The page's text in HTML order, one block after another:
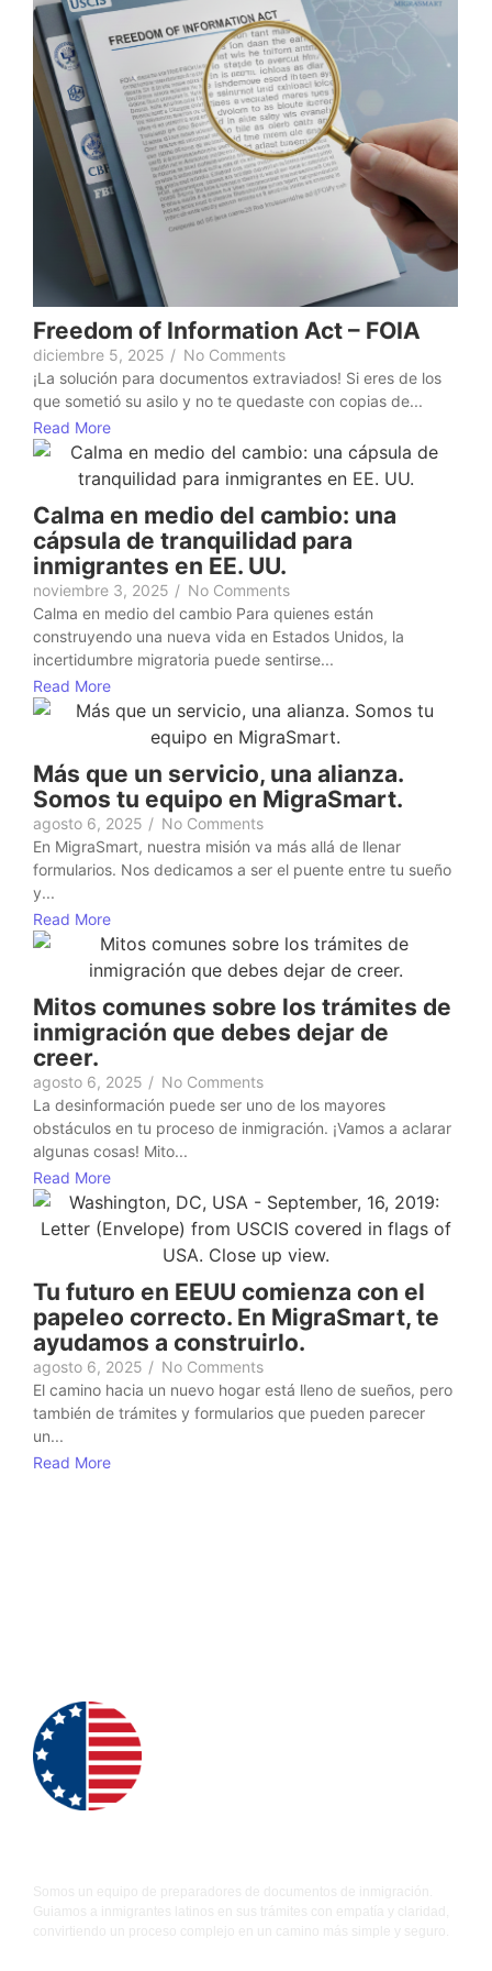
Freedom of Information Act – FOIA
diciembre 5, 2025 / No Comments
¡La solución para documentos extraviados! Si eres de los
que sometió su asilo y no te quedaste con copias de...
Read More
Calma en medio del cambio: una
cápsula de tranquilidad para
inmigrantes en EE. UU.
noviembre 3, 2025 / No Comments
Calma en medio del cambio Para quienes están
construyendo una nueva vida en Estados Unidos, la
incertidumbre migratoria puede sentirse...
Read More
Más que un servicio, una alianza.
Somos tu equipo en MigraSmart.
agosto 6, 2025 / No Comments
En MigraSmart, nuestra misión va más allá de llenar
formularios. Nos dedicamos a ser el puente entre tu sueño
y...
Read More
Mitos comunes sobre los trámites de
inmigración que debes dejar de
creer.
agosto 6, 2025 / No Comments
La desinformación puede ser uno de los mayores
obstáculos en tu proceso de inmigración. ¡Vamos a aclarar
algunas cosas! Mito...
Read More
Tu futuro en EEUU comienza con el
papeleo correcto. En MigraSmart, te
ayudamos a construirlo.
agosto 6, 2025 / No Comments
El camino hacia un nuevo hogar está lleno de sueños, pero
también de trámites y formularios que pueden parecer
un...
Read More
Somos un equipo de preparadores de documentos de inmigración.
Guiamos a inmigrantes latinos en sus trámites con empatía y claridad,
convirtiendo un proceso complejo en un camino más simple y seguro.